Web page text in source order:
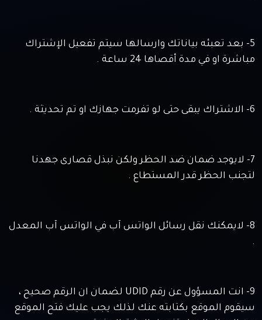
5- بعد تعبئه بياناتك وارسالها سيتم تفعيل الإشتراك
مباشرة او في مدة أقصاها 24 ساعة .
6- الاشتراك يبقى حتى لو تفرمت جهازك او تم تحديثة .
7- لايوجد ضمان ضد الحظر ولكن نبذل قصارى جهدنا
لتجنب الحظر قدر المستطاع .
8- لايمكنك نقل رسائل الواتس آب في الواتس آب المعدل
.
9- انت المسؤول عن رقم UDID لضمان ان الرقم صحيح ،
سيقوم الموقع بكتابته عنك لذلك يجب عليك فتح الموقع